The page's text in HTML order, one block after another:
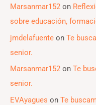
Marsanmar152 on
sobre educación,
jmdelafuente on Te
senior.
Marsanmar152 on Te
senior.
EVAyagues on Te